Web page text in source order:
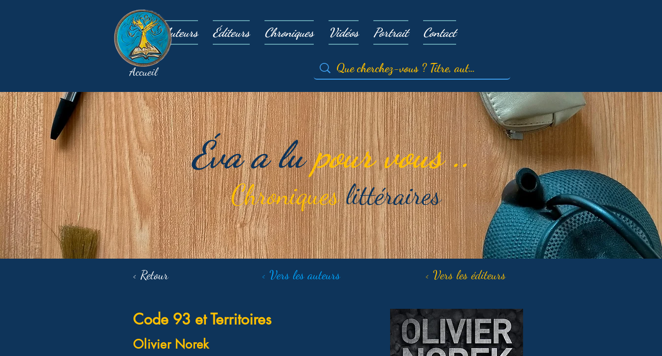
Auteurs Éditeurs Chroniques Vidéos Portrait Contact
Accueil
Éva a lupour vous ..
Chroniqueslittéraires
Code 93 et Territoires
Olivier Norek
< Retour < Vers les auteurs < Vers les éditeurs